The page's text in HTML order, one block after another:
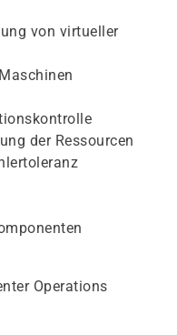
von virtueller
der Ressourcen
Operations